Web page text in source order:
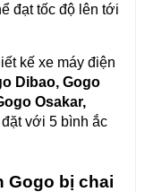
đạt tốc độ lên tới
kế xe máy điện
Dibao, Gogo
Osakar,
với 5 bình ắc
Gogo bị chai